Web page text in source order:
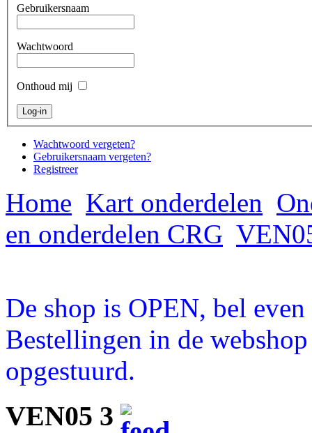
Gebruikersnaam
Wachtwoord
Onthoud mij
Wachtwoord vergeten?
Gebruikersnaam vergeten?
Registreer
Home Kart onderdelen
en onderdelen CRG
De shop is OPEN, bel
Bestellingen in de
opgestuurd.
VEN05 3